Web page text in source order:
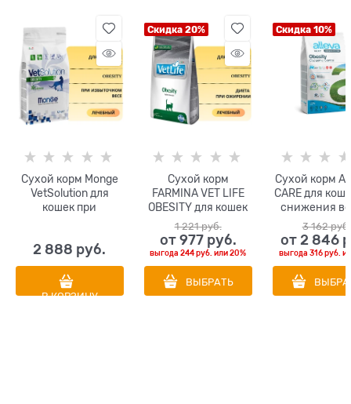
Сухой корм Monge
VetSolution для
кошек при
2 888 руб.
В КОРЗИНУ
Скидка 20%
Сухой корм
FARMINA VET LIFE
OBESITY для кошек
диета при
ожирении
1 221 руб.
от 977 руб.
выгода244 руб. или20%
ВЫБРАТЬ
Скидка 10%
Сухой корм
CARE для
снижения
контроля
глюкозы CAT
OBESITY
CONTROL
3 162 руб.
от2 846
выгода316 руб.